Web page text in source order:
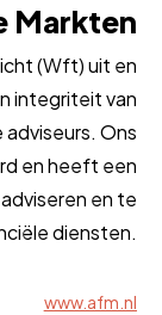
Markten
(Wft) uit en
integriteit van
Ons
en heeft een
en te
diensten.
www.afm.nl